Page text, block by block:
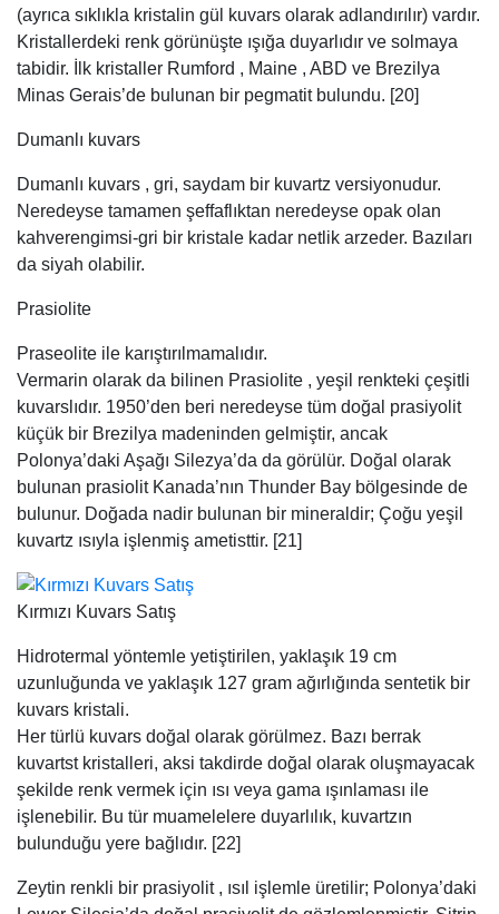
(ayrıca sıklıkla kristalin gül kuvars olarak adlandırılır) vardır.
Kristallerdeki renk görünüşte ışığa duyarlıdır ve solmaya
tabidir. İlk kristaller Rumford , Maine , ABD ve Brezilya
Minas Gerais’de bulunan bir pegmatit bulundu. [20]
Dumanlı kuvars
Dumanlı kuvars , gri, saydam bir kuvartz versiyonudur.
Neredeyse tamamen şeffaflıktan neredeyse opak olan
kahverengimsi-gri bir kristale kadar netlik arzeder. Bazıları
da siyah olabilir.
Prasiolite
Praseolite ile karıştırılmamalıdır.
Vermarin olarak da bilinen Prasiolite , yeşil renkteki çeşitli
kuvarslıdır. 1950’den beri neredeyse tüm doğal prasiyolit
küçük bir Brezilya madeninden gelmiştir, ancak
Polonya’daki Aşağı Silezya’da da görülür. Doğal olarak
bulunan prasiolit Kanada’nın Thunder Bay bölgesinde de
bulunur. Doğada nadir bulunan bir mineraldir; Çoğu yeşil
kuvartz ısıyla işlenmiş ametisttir. [21]
Kırmızı Kuvars Satış
Hidrotermal yöntemle yetiştirilen, yaklaşık 19 cm
uzunluğunda ve yaklaşık 127 gram ağırlığında sentetik bir
kuvars kristali.
Her türlü kuvars doğal olarak görülmez. Bazı berrak
kuvartst kristalleri, aksi takdirde doğal olarak oluşmayacak
şekilde renk vermek için ısı veya gama ışınlaması ile
işlenebilir. Bu tür muamelelere duyarlılık, kuvartzın
bulunduğu yere bağlıdır. [22]
Zeytin renkli bir prasiyolit , ısıl işlemle üretilir; Polonya’daki